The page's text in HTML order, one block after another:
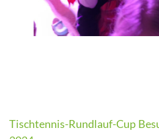
Beitragsnavigation
Tischtennis-Rundlauf-Cup